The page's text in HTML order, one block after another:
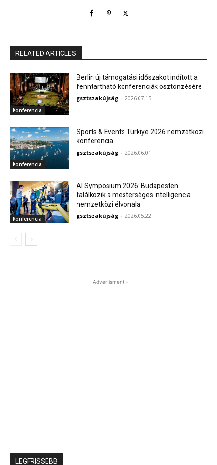
RELATED ARTICLES
Konferencia
Berlin új támogatási időszakot indított a
fenntartható konferenciák ösztönzésére
gsztszakújság - 2026.07.15.
Konferencia
Sports & Events Türkiye 2026 nemzetközi
konferencia
gsztszakújság - 2026.06.01.
Konferencia
AI Symposium 2026: Budapesten
találkozik a mesterséges intelligencia
nemzetközi élvonala
gsztszakújság - 2026.05.22.
- Advertisment -
LEGFRISSEBB